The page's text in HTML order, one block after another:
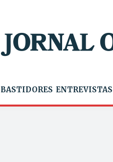
BASTIDORES ENTREVISTAS